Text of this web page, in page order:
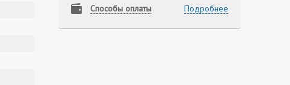
Способы оплаты
Подробнее